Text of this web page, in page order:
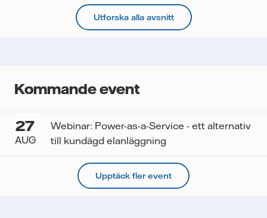
Utforska alla avsnitt
Kommande event
27
AUG
Webinar: Power-as-a-Service - ett alternativ
till kundägd elanläggning
Upptäck fler event